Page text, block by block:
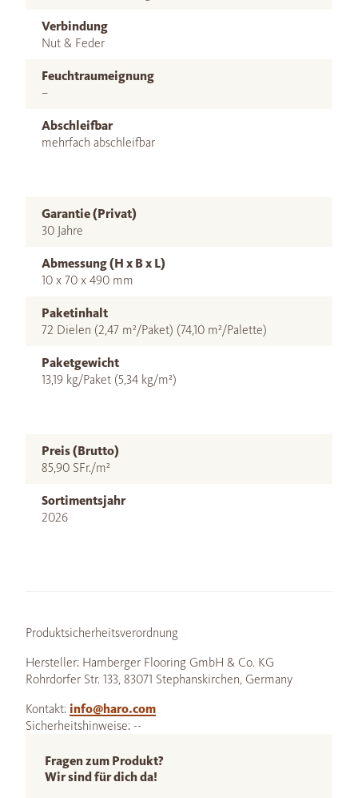
Verbindung
Nut & Feder
Feuchtraumeignung
–
Abschleifbar
mehrfach abschleifbar
Garantie (Privat)
30 Jahre
Abmessung (H x B x L)
10 x 70 x 490 mm
Paketinhalt
72 Dielen (2,47 m²/Paket) (74,10 m²/Palette)
Paketgewicht
13,19 kg/Paket (5,34 kg/m²)
Preis (Brutto)
85,90 SFr./m²
Sortimentsjahr
2026
Produktsicherheitsverordnung
Hersteller: Hamberger Flooring GmbH & Co. KG
Rohrdorfer Str. 133, 83071 Stephanskirchen, Germany
Kontakt: info@haro.com
Sicherheitshinweise: --
Fragen zum Produkt?
Wir sind für dich da!